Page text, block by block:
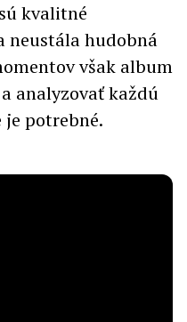
kvalitné
neustála hudobná
však album
analyzovať každú
potrebné.